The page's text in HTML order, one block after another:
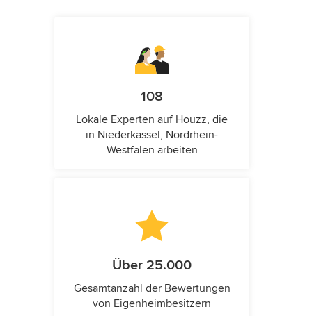
108
Lokale Experten auf Houzz, die
in Niederkassel, Nordrhein-
Westfalen arbeiten
Über 25.000
Gesamtanzahl der Bewertungen
von Eigenheimbesitzern